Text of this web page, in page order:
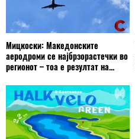
Мицкоски: Македонските
аеродроми се најбрзорастечки во
регионот – тоа е резултат на...